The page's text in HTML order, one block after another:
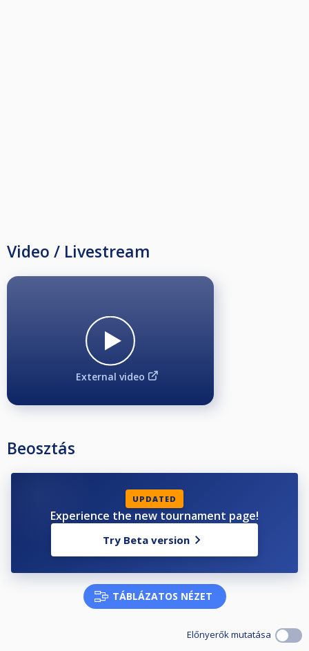
Video / Livestream
External video
Beosztás
UPDATED
Experience the new tournament page!
Try Beta version
TÁBLÁZATOS NÉZET
Előnyerők mutatása